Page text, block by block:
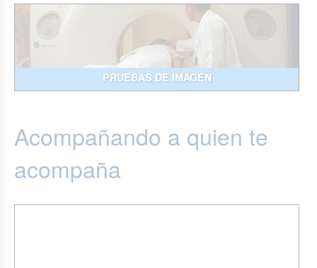
PRUEBAS DE IMAGEN
Acompañando a quien te
acompaña